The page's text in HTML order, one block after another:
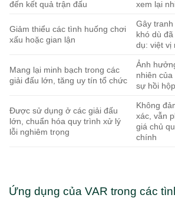
đến kết quả trận đấu xem lại
Giảm thiểu các tình huống chơi
xấu hoặc gian lận
Gây
khó dù
dụ: việt vị
Mang lại minh bạch trong các
giải đấu lớn, tăng uy tín tổ chức
Ảnh
nhiên
sự hồi
Được sử dụng ở các giải đấu
lớn, chuẩn hóa quy trình xử lý
lỗi nghiêm trọng
Không
xác, vẫn
giá chủ
chính
Ứng dụng của VAR trong các